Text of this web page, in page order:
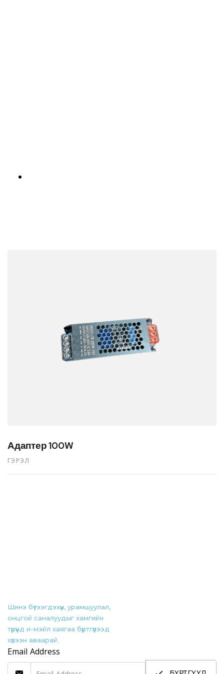
Адаптер 100W
ГЭРЭЛ
Шинэ бүтээгдэхүүн, урамшуулал,
онцгой саналуудыг хамгийн
түрүүнд и-мэйл хаягаа бүртгүүлээд
хүлээн аваарай.
Email Address
БҮРТГҮҮЛ